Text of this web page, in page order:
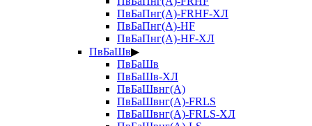
ПвБаПнг(А)-FRHF-ХЛ
ПвБаПнг(А)-HF
ПвБаПнг(А)-HF-ХЛ
ПвБаШв▶
ПвБаШв
ПвБаШв-ХЛ
ПвБаШвнг(А)
ПвБаШвнг(А)-FRLS
ПвБаШвнг(А)-FRLS-ХЛ